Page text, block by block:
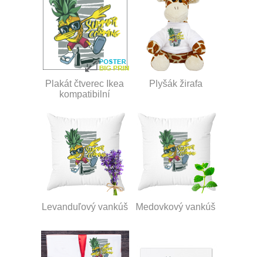
Plakát čtverec Ikea
kompatibilní
Plyšák žirafa
Levanduľový vankúš Medovkový vankúš